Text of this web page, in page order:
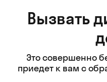
Вызвать
Это совершенно
приедет к вам с